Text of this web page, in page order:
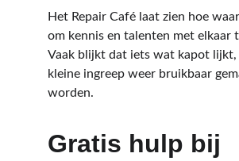
Het Repair Café laat zien hoe
om kennis en talenten met elkaar
Vaak blijkt dat iets wat kapot lijkt,
kleine ingreep weer bruikbaar
worden.
Gratis hulp bij